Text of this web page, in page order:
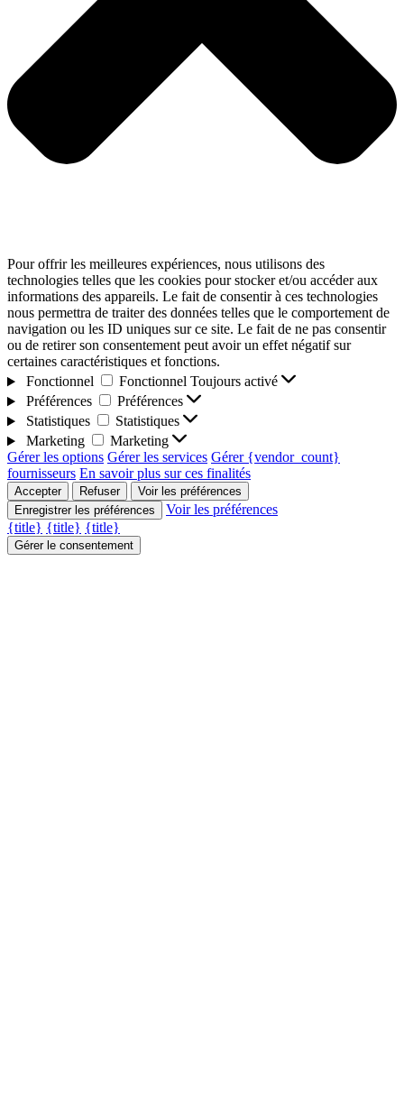
Pour offrir les meilleures expériences, nous utilisons des
technologies telles que les cookies pour stocker et/ou accéder aux
informations des appareils. Le fait de consentir à ces technologies
nous permettra de traiter des données telles que le comportement de
navigation ou les ID uniques sur ce site. Le fait de ne pas consentir
ou de retirer son consentement peut avoir un effet négatif sur
certaines caractéristiques et fonctions.
Fonctionnel
Fonctionnel Toujours activé
Préférences
Préférences
Statistiques
Statistiques
Marketing
Marketing
Gérer les options Gérer les services Gérer {vendor_count}
fournisseurs En savoir plus sur ces finalités
Accepter Refuser
Voir les préférences
Enregistrer les préférences
Voir les préférences
{title} {title} {title}
Gérer le consentement